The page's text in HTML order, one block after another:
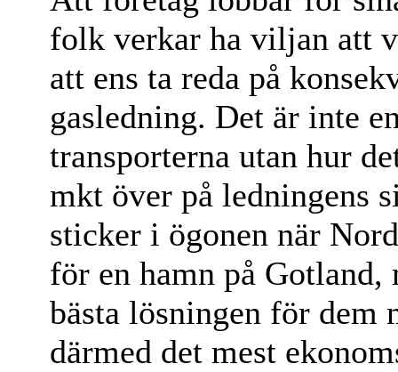
folk verkar ha viljan att
att ens ta reda på
gasledning. Det är inte
transporterna utan hur
mkt över på ledningens
sticker i ögonen när
för en hamn på Gotland,
bästa lösningen för dem
därmed det mest